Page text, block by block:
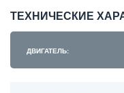
ТЕХНИЧЕСКИЕ
ДВИГАТЕЛЬ: